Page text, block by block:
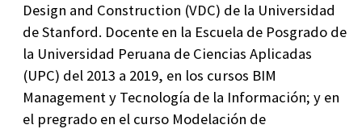
Design and Construction (VDC) de la Universidad
de Stanford. Docente en la Escuela de Posgrado de
la Universidad Peruana de Ciencias Aplicadas
(UPC) del 2013 a 2019, en los cursos BIM
Management y Tecnología de la Información; y en
el pregrado en el curso Modelación de